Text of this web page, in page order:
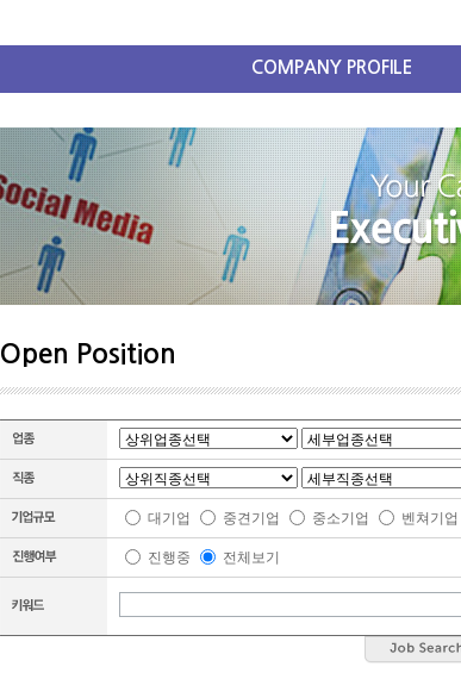
COMPANY PROFILE
Open Position
대기업 중견기업 중소기업 벤쳐기업
진행중 전체보기